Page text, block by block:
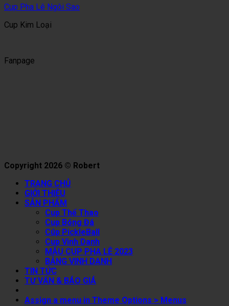
Cup Pha Lê Ngôi Sao
Cup Kim Loại
Fanpage
Copyright 2026 © Robert
TRANG CHỦ
GIỚI THIỆU
SẢN PHẨM
Cup Thể Thao
Cup Bóng Đá
Cúp PickleBall
Cup Vinh Danh
MẪU CUP PHA LÊ 2023
BẢNG VINH DANH
TIN TỨC
TƯ VẤN & BÁO GIÁ
Assign a menu in Theme Options > Menus